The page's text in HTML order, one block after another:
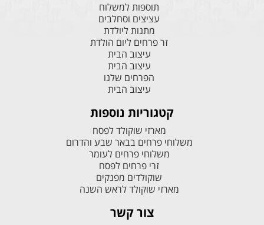
תוספות למשלוח
עציצים וסחלבים
מתנות ליולדת
זר פרחים ליום הולדת
עיצוב הבית
עיצוב הבית
הפרחים שלנו
עיצוב הבית
קטגוריות נוספות
מארזי שוקולד לפסח
משלוחי פרחים בבאר שבע והדרום
משלוחי פרחים לעומר
זרי פרחים לפסח
שוקולדים מפנקים
מארזי שוקולד לראש השנה
צור קשר